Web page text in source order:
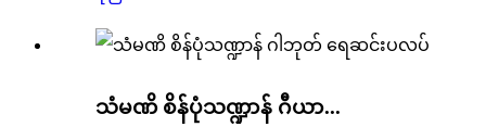
သံမဏိ စိန်ပုံသဏ္ဍာန် ဂီယာ...